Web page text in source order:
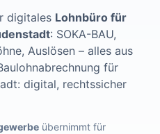
digitales Lohnbüro für
: SOKA-BAU,
Auslösen – alles aus
für
: digital, rechtssicher
übernimmt für